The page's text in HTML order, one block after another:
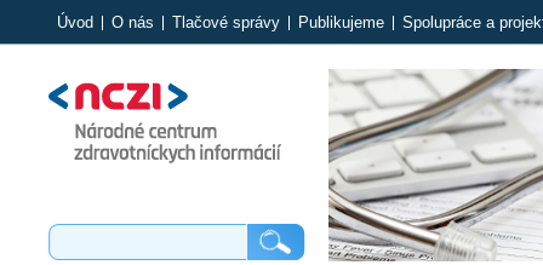
Úvod O nás Tlačové správy Publikujeme Spolupráce a